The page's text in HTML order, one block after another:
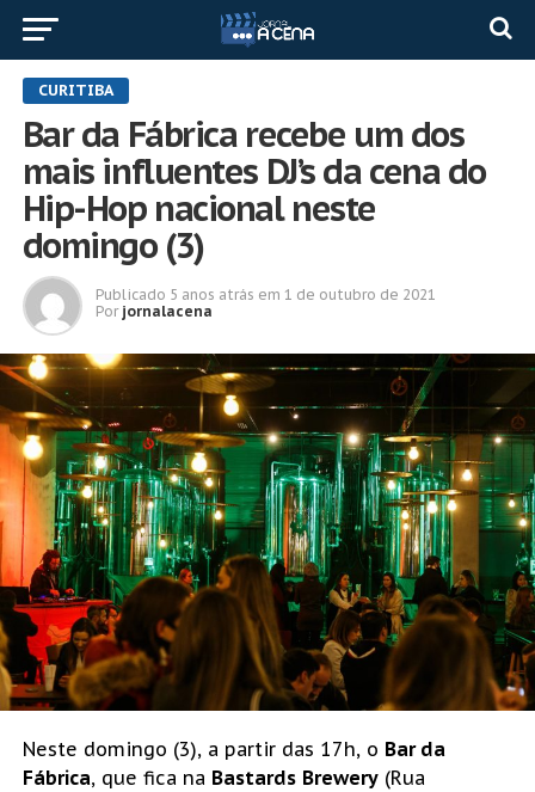
CURITIBA
Bar da Fábrica recebe um dos
mais influentes DJ’s da cena do
Hip-Hop nacional neste
domingo (3)
Publicado 5 anos atrás em 1 de outubro de 2021
Por jornalacena
Neste domingo (3), a partir das 17h, o Bar da
Fábrica, que fica na Bastards Brewery(Rua